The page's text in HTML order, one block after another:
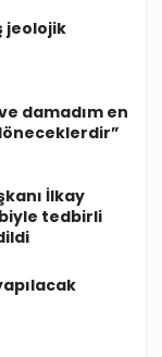
jeolojik
damadım en
İlkay
tedbirli